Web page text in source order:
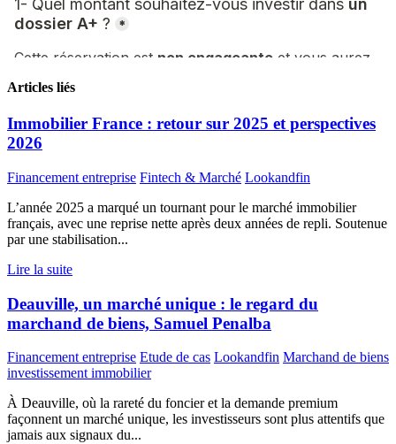
Articles liés
Immobilier France : retour sur 2025 et perspectives
2026
Financement entreprise Fintech & Marché Lookandfin
L’année 2025 a marqué un tournant pour le marché immobilier
français, avec une reprise nette après deux années de repli. Soutenue
par une stabilisation...
Lire la suite
Deauville, un marché unique : le regard du
marchand de biens, Samuel Penalba
Financement entreprise Etude de cas Lookandfin Marchand de biens
investissement immobilier
À Deauville, où la rareté du foncier et la demande premium
façonnent un marché unique, les investisseurs sont plus attentifs que
jamais aux signaux du...